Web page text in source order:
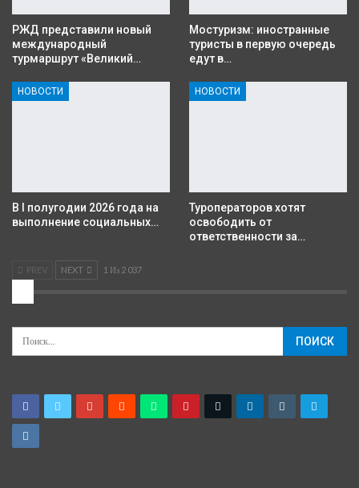
РЖД представили новый
международный
турмаршрут «Великий…
Мостуризм: иностранные
туристы в первую очередь
едут в…
НОВОСТИ
В I полугодии 2026 года на
выполнение социальных…
НОВОСТИ
Туроператоров хотят
освободить от
ответственности за…
PREV NEXT 1 Из 2 037